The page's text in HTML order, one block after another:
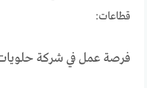
قطاعات:
فرصة عمل في شركة حلويات